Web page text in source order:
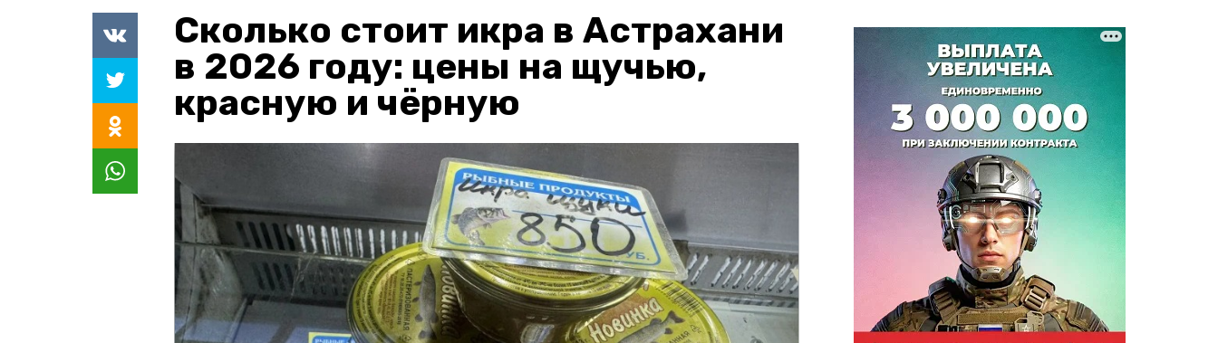
Сколько стоит икра в Астрахани
в 2026 году: цены на щучью,
красную и чёрную